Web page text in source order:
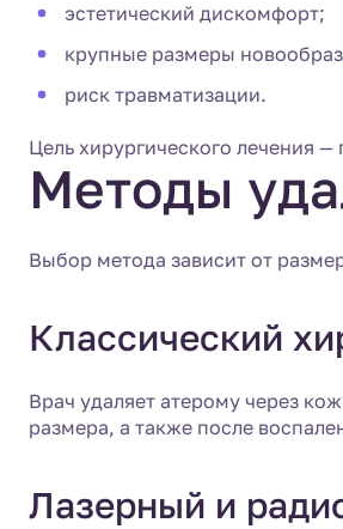
эстетический дискомфорт;
крупные размеры
риск травматизации.
Цель хирургического лечения
Методы
Выбор метода зависит от
Классический
Врач удаляет атерому через
размера, а также после
Лазерный и